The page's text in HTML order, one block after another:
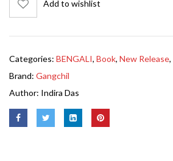
Add to wishlist
Categories: BENGALI, Book, New Release,
Brand: Gangchil
Author: Indira Das